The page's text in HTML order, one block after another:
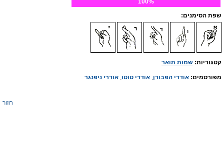
100%
שפת הסימנים:
קטגוריות: שמות תואר
מפורסמים: אודרי הפבורן, אודרי טוטו, אודרי ניפנגר
חזור